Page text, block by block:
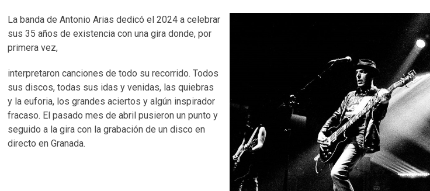
La banda de Antonio Arias dedicó el 2024 a celebrar
sus 35 años de existencia con una gira donde, por
primera vez,
interpretaron canciones de todo su recorrido. Todos
sus discos, todas sus idas y venidas, las quiebras
y la euforia, los grandes aciertos y algún inspirador
fracaso. El pasado mes de abril pusieron un punto y
seguido a la gira con la grabación de un disco en
directo en Granada.